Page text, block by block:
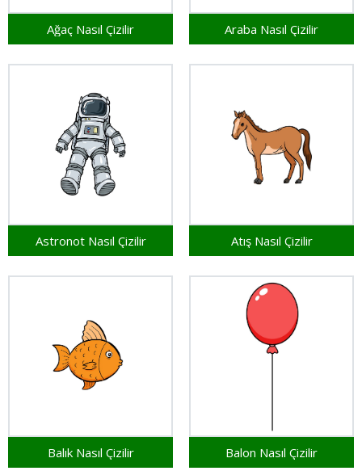
Ağaç Nasıl Çizilir Araba Nasıl Çizilir
Astronot Nasıl Çizilir Atış Nasıl Çizilir
Balık Nasıl Çizilir Balon Nasıl Çizilir